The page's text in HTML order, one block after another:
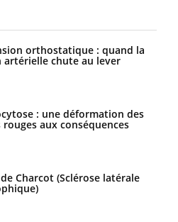
orthostatique : quand la
artérielle chute au lever
: une déformation des
aux conséquences
Charcot (Sclérose latérale